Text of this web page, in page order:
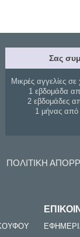
Σας
Μικρές αγγελίες σε
1 εβδομάδα
2 εβδομάδες
1 μήνας
ΠΟΛΙΤΙΚΗ